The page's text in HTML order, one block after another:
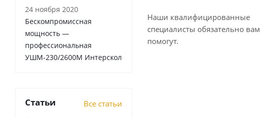
Наши квалифицированные
специалисты обязательно вам
помогут.
24 ноября 2020
Бескомпромиссная
мощность —
профессиональная
УШМ-230/2600М Интерскол
Статьи Все статьи